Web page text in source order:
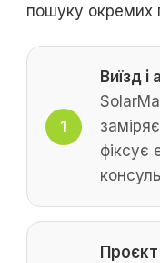
пошуку окремих
Виїзд
фіксує
Проєкт